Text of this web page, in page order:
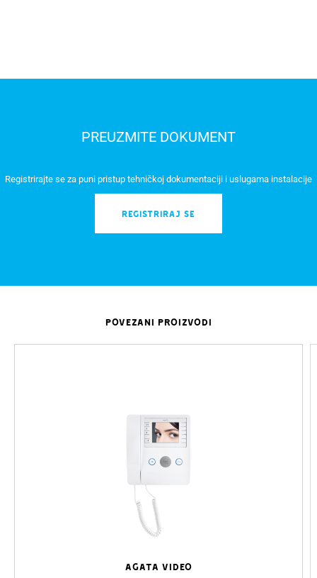
PREUZMITE DOKUMENT
Registrirajte se za puni pristup tehničkoj dokumentaciji i uslugama instalacije
REGISTRIRAJ SE
POVEZANI PROIZVODI
AGATA VIDEO